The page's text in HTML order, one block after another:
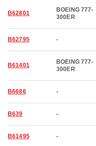
B62801
BOEING 777-
300ER
B62795 -
B61401
BOEING 777-
300ER
B6686 -
B639 -
B61495 -